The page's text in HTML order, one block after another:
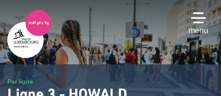
contenu
principal
menu
Par ligne